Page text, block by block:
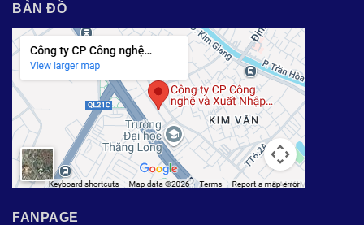
BẢN ĐỒ
FANPAGE